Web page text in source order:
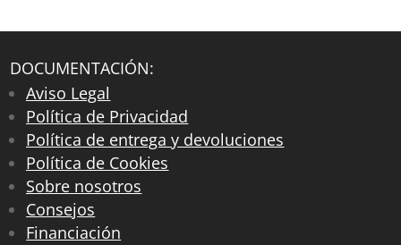
DOCUMENTACIÓN:
Aviso Legal
Política de Privacidad
Política de entrega y devoluciones
Política de Cookies
Sobre nosotros
Consejos
Financiación